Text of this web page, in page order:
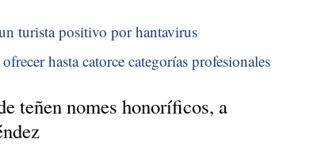
turista positivo por hantavirus
hasta catorce categorías profesionales
teñen nomes honoríficos, a